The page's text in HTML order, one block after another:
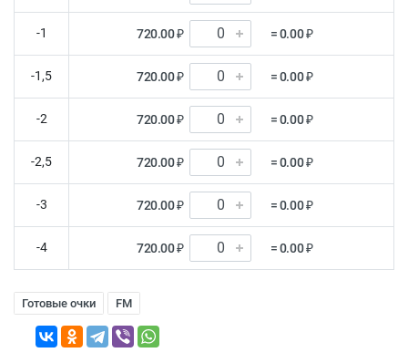
-1 720.00 ₽ = 0.00 ₽
-1,5 720.00 ₽ = 0.00 ₽
-2 720.00 ₽ = 0.00 ₽
-2,5 720.00 ₽ = 0.00 ₽
-3 720.00 ₽ = 0.00 ₽
-4 720.00 ₽ = 0.00 ₽
Готовые очки FM